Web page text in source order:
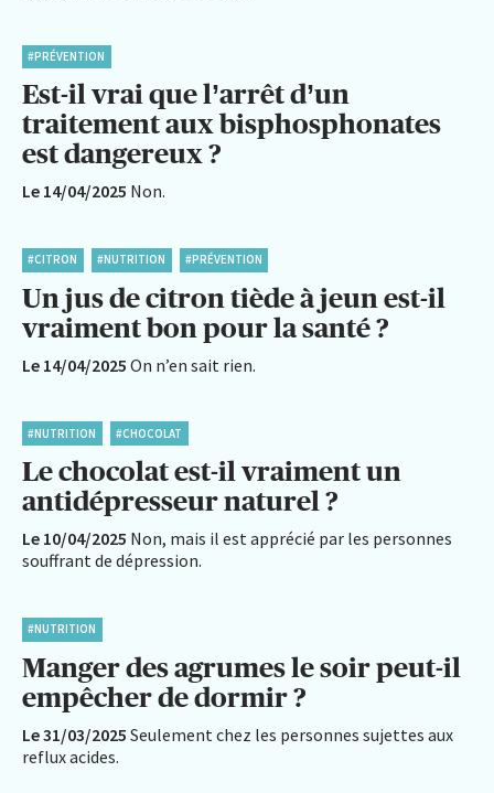
#PRÉVENTION
Est-il vrai que l’arrêt d’un
traitement aux bisphosphonates
est dangereux ?
Le 14/04/2025 Non.
#CITRON #NUTRITION #PRÉVENTION
Un jus de citron tiède à jeun est-il
vraiment bon pour la santé ?
Le 14/04/2025 On n’en sait rien.
#NUTRITION #CHOCOLAT
Le chocolat est-il vraiment un
antidépresseur naturel ?
Le 10/04/2025 Non, mais il est apprécié par les personnes
souffrant de dépression.
#NUTRITION
Manger des agrumes le soir peut-il
empêcher de dormir ?
Le 31/03/2025 Seulement chez les personnes sujettes aux
reflux acides.